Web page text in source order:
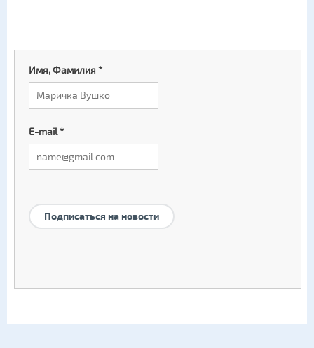
Имя, Фамилия *
E-mail*
Подписаться на новости